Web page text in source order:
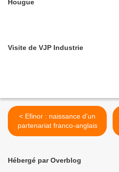
Hougue
Visite de VJP Industrie
< Efinor : naissance d’un
partenariat franco-anglais
Hébergé par Overblog